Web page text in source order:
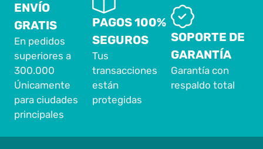
ENVÍO
GRATIS
En pedidos
superiores a
300.000
Únicamente
para ciudades
principales
PAGOS 100%
SEGUROS
Tus
transacciones
están
protegidas
SOPORTE DE
GARANTÍA
Garantía con
respaldo total